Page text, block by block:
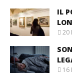
IL
20
16